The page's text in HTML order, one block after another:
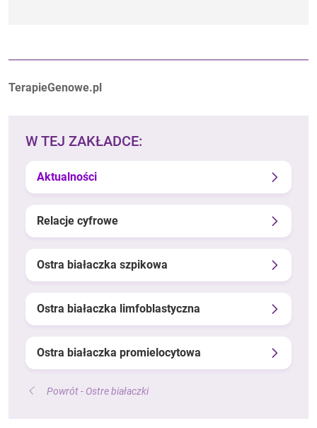
Autorzy:
TerapieGenowe.pl
W TEJ ZAKŁADCE:
Aktualności
Relacje cyfrowe
Ostra białaczka szpikowa
Ostra białaczka limfoblastyczna
Ostra białaczka promielocytowa
Powrót - Ostre białaczki